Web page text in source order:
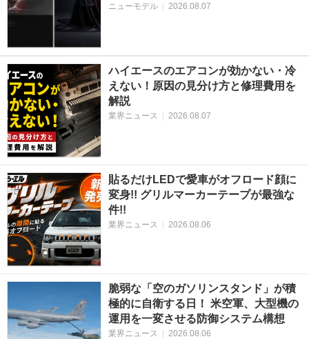
ニューモデル | 2026.08.07
ハイエースのエアコンが効かない・冷
えない！原因の見分け方と修理費用を
解説
業界ニュース | 2026.08.07
貼るだけLEDで愛車がオフロード顔に
変身!! グリルマーカーテープが最強な
件!!
業界ニュース | 2026.08.06
脆弱な「空のガソリンスタンド」が積
極的に自衛する日！ 米空軍、大型機の
運用を一変させる防御システム構想
業界ニュース | 2026.08.06